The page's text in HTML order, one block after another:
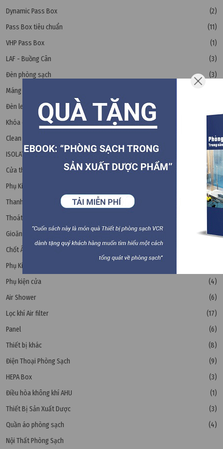
Dynamic Pass Box
(2)
Pass Box tiêu chuẩn
(11)
VHP Pass Box
(1)
LAF - Buồng Cân
(3)
Đèn phòng sạch
(3)
Máng đèn phòng sạch
Đèn led panel
Khóa cửa panel
Clean Booth
(4)
ISOLATOR - Tủ cách ly vô trùng
(8)
Cửa thép phòng sạch
(6)
Phụ Kiện Phòng Sạch
Thanh Nhôm
(15)
Thoát Sàn Phòng Sạch
Gioăng Cửa
(2)
Chốt Âm Cửa Panel
Phụ Kiện Nhôm Panel
Phụ kiện cửa
(4)
Air Shower
(6)
Lọc khí Air filter
(17)
Panel
(6)
Thiết bị khác
(8)
Điện Thoại Phòng Sạch
(9)
HEPA Box
(3)
Điều hòa không khí AHU
(1)
Thiết Bị Sản Xuất Dược
(3)
Quần áo phòng sạch
(4)
Nội Thất Phòng Sạch